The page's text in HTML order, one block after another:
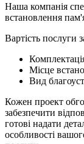
Наша компанія
встановлення
Вартість послуги
Місце
Вид
Кожен проект
забезпечити
готові надати
особливості